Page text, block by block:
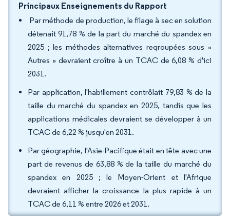
Principaux Enseignements du Rapport
Par méthode de production, le filage à sec en solution
détenait 91,78 % de la part du marché du spandex en
2025 ; les méthodes alternatives regroupées sous «
Autres » devraient croître à un TCAC de 6,08 % d'ici
2031.
Par application, l'habillement contrôlait 79,83 % de la
taille du marché du spandex en 2025, tandis que les
applications médicales devraient se développer à un
TCAC de 6,22 % jusqu'en 2031.
Par géographie, l'Asie-Pacifique était en tête avec une
part de revenus de 63,88 % de la taille du marché du
spandex en 2025 ; le Moyen-Orient et l'Afrique
devraient afficher la croissance la plus rapide à un
TCAC de 6,11 % entre 2026 et 2031.